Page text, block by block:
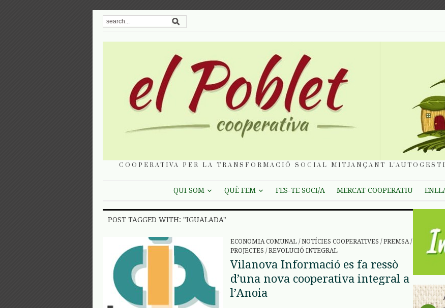
COOPERATIVA PER LA TRANSFORMACIÓ SOCIAL MITJANÇANT
QUI SOM QUÈ FEM FES-TE SOCI/A MERCAT COOPERATIU
POST TAGGED WITH: "IGUALADA"
ECONOMIA COMUNAL / NOTÍCIES COOPERATIVES / PREMSA/
PROJECTES / REVOLUCIÓ INTEGRAL
Vilanova Informació es fa ressò
d’una nova cooperativa integral a
l’Anoia